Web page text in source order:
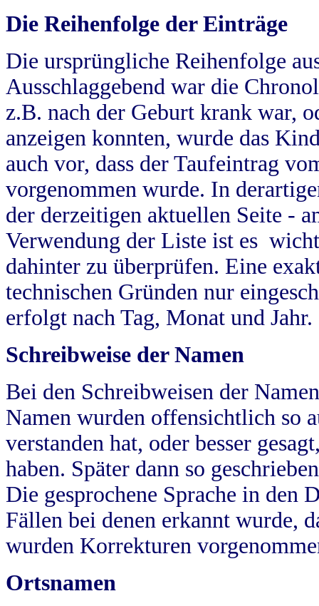
Die Reihenfolge der Einträge
Die ursprüngliche Reihenfolge
Ausschlaggebend war die
z.B. nach der Geburt krank war,
anzeigen konnten, wurde das
auch vor, dass der Taufeintrag
vorgenommen wurde. In
der derzeitigen aktuellen Seite -
Verwendung der Liste ist es
dahinter zu überprüfen. Eine
technischen Gründen nur
erfolgt nach Tag, Monat und Jahr.
Schreibweise der Namen
Bei den Schreibweisen der
Namen wurden offensichtlich so
verstanden hat, oder besser
haben. Später dann so
Die gesprochene Sprache in
Fällen bei denen erkannt wurde,
wurden Korrekturen
Ortsnamen